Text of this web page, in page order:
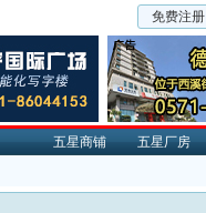
免费注册
五星商铺 五星厂房